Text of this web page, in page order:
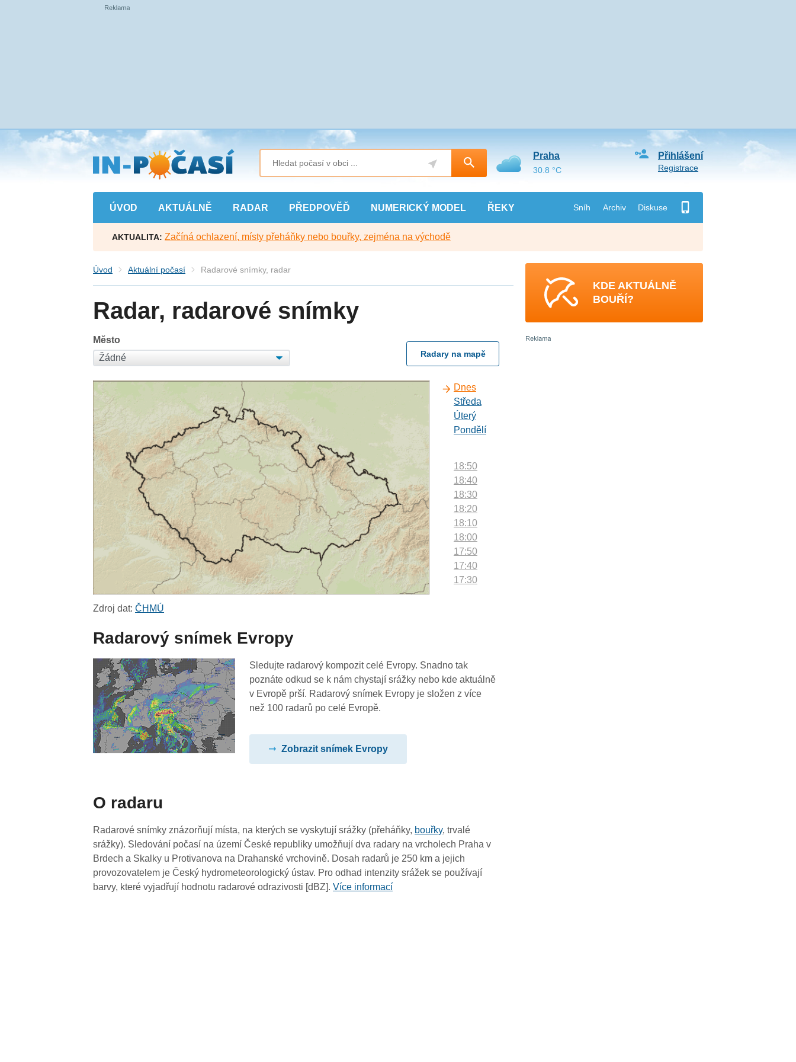
Přejít
na
hlavní
obsah
ÚVOD AKTUÁLNĚ RADAR PŘEDPOVĚĎ NUMERICKÝ MODEL ŘEKY Sníh Archiv Diskuse
Přihlášení
Registrace
Praha
30.8 °C
AKTUALITA: Začíná ochlazení, místy přeháňky nebo bouřky, zejména na východě
Úvod Aktuální počasí Radarové snímky, radar
Radar, radarové snímky
Město
Radary na mapě
Dnes
Středa
Úterý
Pondělí
18:50
18:40
18:30
18:20
18:10
18:00
17:50
17:40
17:30
16:30
16:20
16:10
14:30
14:20
14:10
14:00
Zdroj dat:ČHMÚ
Radarový snímek Evropy
Sledujte radarový kompozit celé Evropy. Snadno tak
poznáte odkud se k nám chystají srážky nebo kde aktuálně
v Evropě prší. Radarový snímek Evropy je složen z více
než 100 radarů po celé Evropě.
Zobrazit snímek Evropy
O radaru
Radarové snímky znázorňují místa, na kterých se vyskytují srážky (přeháňky, bouřky, trvalé
srážky). Sledování počasí na území České republiky umožňují dva radary na vrcholech Praha v
Brdech a Skalky u Protivanova na Drahanské vrchovině. Dosah radarů je 250 km a jejich
provozovatelem je Český hydrometeorologický ústav. Pro odhad intenzity srážek se používají
barvy, které vyjadřují hodnotu radarové odrazivosti [dBZ].Více informací
KDE AKTUÁLNĚ
BOUŘÍ?